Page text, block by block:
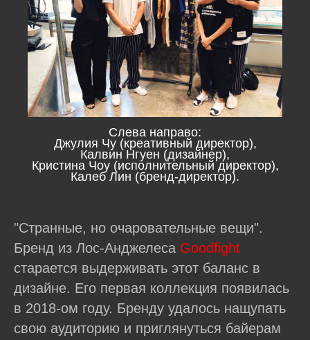
Слева направо:
Джулия Чу (креативный директор),
Калвин Нгуен (дизайнер),
Кристина Чоу (исполнительный директор),
Калеб Лин (бренд-директор).
"Странные, но очаровательные вещи".
Бренд из Лос-Анджелеса Goodfight
старается выдерживать этот баланс в
дизайне. Его первая коллекция появилась
в 2018-ом году. Бренду удалось нащупать
свою аудиторию и приглянуться байерам